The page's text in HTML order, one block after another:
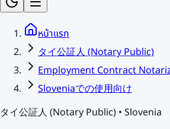
หน้าแรก
タイ公証人 (Notary Public)
Employment Contract
Sloveniaでの使用向け
タイ公証人 (Notary Public) • Slovenia